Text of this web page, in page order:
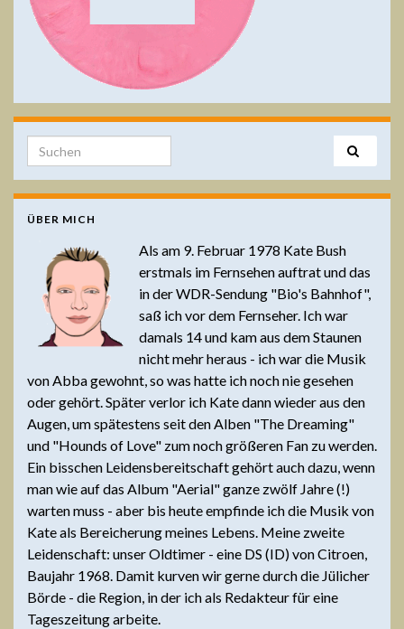
Search for:
ÜBER MICH
Als am 9. Februar 1978 Kate Bush
erstmals im Fernsehen auftrat und das
in der WDR-Sendung "Bio's Bahnhof",
saß ich vor dem Fernseher. Ich war
damals 14 und kam aus dem Staunen
nicht mehr heraus - ich war die Musik
von Abba gewohnt, so was hatte ich noch nie gesehen
oder gehört. Später verlor ich Kate dann wieder aus den
Augen, um spätestens seit den Alben "The Dreaming"
und "Hounds of Love" zum noch größeren Fan zu werden.
Ein bisschen Leidensbereitschaft gehört auch dazu, wenn
man wie auf das Album "Aerial" ganze zwölf Jahre (!)
warten muss - aber bis heute empfinde ich die Musik von
Kate als Bereicherung meines Lebens. Meine zweite
Leidenschaft: unser Oldtimer - eine DS (ID) von Citroen,
Baujahr 1968. Damit kurven wir gerne durch die Jülicher
Börde - die Region, in der ich als Redakteur für eine
Tageszeitung arbeite.